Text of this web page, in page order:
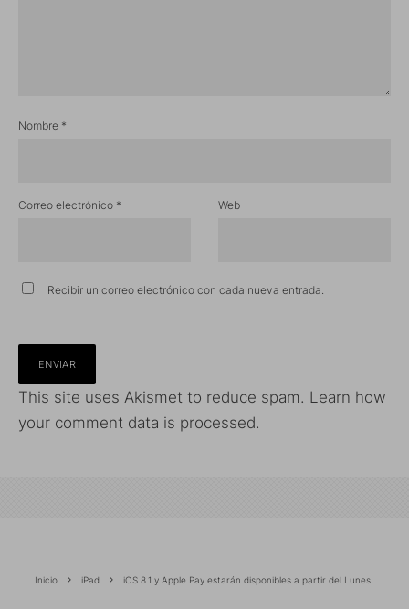
Nombre *
Correo electrónico * Web
Recibir un correo electrónico con cada nueva entrada.
This site uses Akismet to reduce spam. Learn how
your comment data is processed.
Inicio iPad iOS 8.1 y Apple Pay estarán disponibles a partir del Lunes